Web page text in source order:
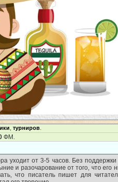
, турниров.
ФМ.
уходит от 3-5 часов. Без поддержки
и разочарование от того, что его
что писатель пишет для